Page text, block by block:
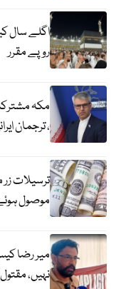
روپے مقرر
مکہ
، ترجمان
موصول
میر رضا
نہیں،